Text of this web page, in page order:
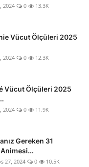
2024 0 13.3K
Vücut Ölçüleri 2025
2024 0 12.3K
Vücut Ölçüleri 2025
2024 0 11.9K
Gereken 31
27, 2024 0 10.5K